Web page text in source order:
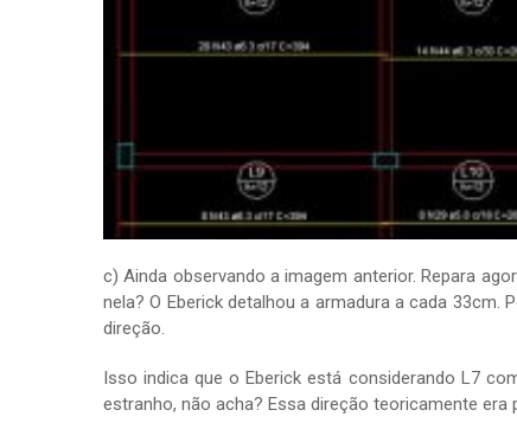
c) Ainda observando a imagem anterior. Repara
nela? O Eberick detalhou a armadura a cada
direção.
Isso indica que o Eberick está considerando L7
estranho, não acha? Essa direção teoricamente era